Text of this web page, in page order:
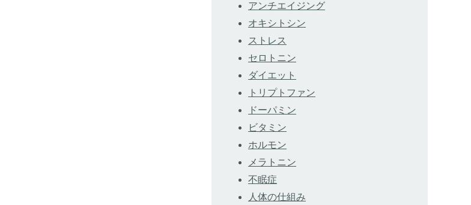
アンチエイジング
オキシトシン
ストレス
セロトニン
ダイエット
トリプトファン
ドーパミン
ビタミン
ホルモン
メラトニン
不眠症
人体の仕組み